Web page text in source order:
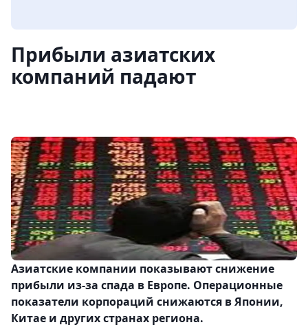
Прибыли азиатских
компаний падают
Азиатские компании показывают снижение
прибыли из-за спада в Европе. Операционные
показатели корпораций снижаются в Японии,
Китае и других странах региона.